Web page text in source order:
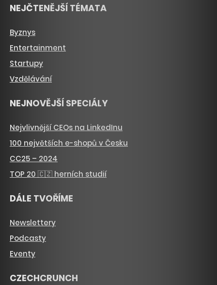
NEJČTENĚJŠÍ TÉMATA
Byznys
Entertainment
Startupy
Vzdělávání
NEJNOVĚJŠÍ SPECIÁLY
Nejvlivnější CEOs na LinkedInu
100 největších e-shopů v Česku
CC25 – 2024
TOP 20 🇨🇿 herních studií
DÁLE TVOŘÍME
Newslettery
Podcasty
Eventy
CZECHCRUNCH